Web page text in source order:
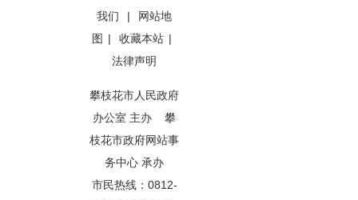
我们 |
网站地
图 | 收藏本站 |
法律声明
攀枝花市人民政府
办公室 主办 攀
枝花市政府网站事
务中心 承办
市民热线：0812-